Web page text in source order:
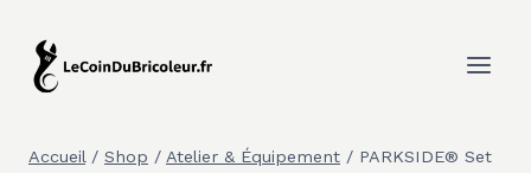
contenu
Accueil / Shop / Atelier & Équipement / PARKSIDE® Set